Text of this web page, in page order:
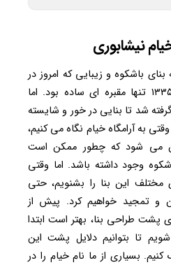
نیشابوری
باشکوه و زیبایی که امروز در
قرار دارد، تا سال ۱۳۳۵ تنها مقبره ای ساده بود. اما
35تصمیم گرفته شد تا بنایی در خور و شایسته
به آرامگاه خیام نگاه می کنیم،
می شود که چطور ممکن است
وجود داشته باشد. اما وقتی
این بنا را بشنویم، حتی
و تمجید خواهیم کرد. پیش از
پشت طراحی بنا، بهتر است ابتدا
تا بتوانیم دلایل پشت این
بسیاری از ما نام خیام را در